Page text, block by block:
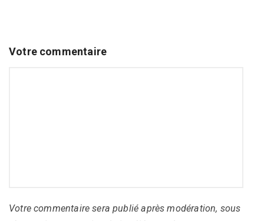
Votre commentaire
Votre commentaire sera publié après modération, sous